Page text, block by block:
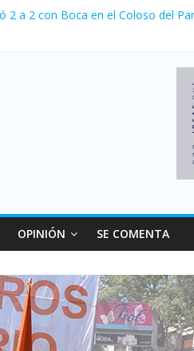
2 a 2 con Boca en el Coloso del
movimiento y consumo turístico:
OPINIÓN SE COMENTA